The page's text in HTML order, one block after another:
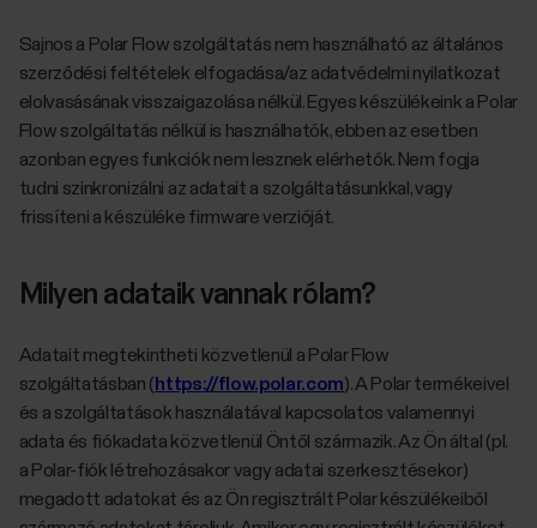
Sajnos a Polar Flow szolgáltatás nem használható az általános
szerződési feltételek elfogadása/az adatvédelmi nyilatkozat
elolvasásának visszaigazolása nélkül. Egyes készülékeink a Polar
Flow szolgáltatás nélkül is használhatók, ebben az esetben
azonban egyes funkciók nem lesznek elérhetők. Nem fogja
tudni szinkronizálni az adatait a szolgáltatásunkkal, vagy
frissíteni a készüléke firmware verzióját.
Milyen adataik vannak rólam?
Adatait megtekintheti közvetlenül a Polar Flow
szolgáltatásban ( https://flow.polar.com). A Polar termékeivel
és a szolgáltatások használatával kapcsolatos valamennyi
adata és fiókadata közvetlenül Öntől származik. Az Ön által (pl.
a Polar-fiók létrehozásakor vagy adatai szerkesztésekor)
megadott adatokat és az Ön regisztrált Polar készülékeiből